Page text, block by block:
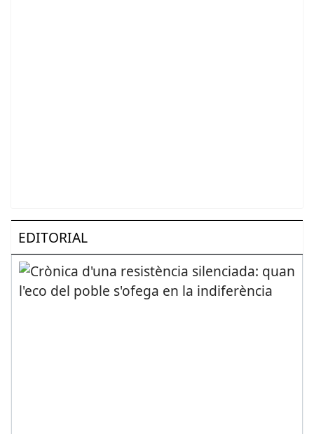
EDITORIAL